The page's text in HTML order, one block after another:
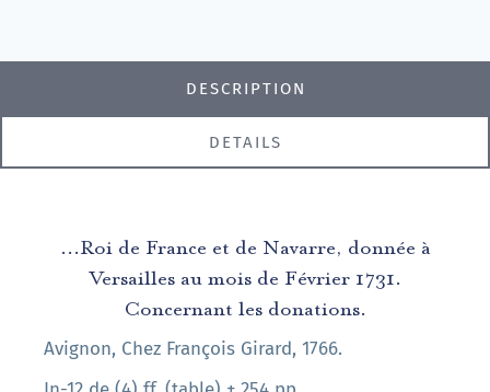
DESCRIPTION
DETAILS
...Roi de France et de Navarre, donnée à
Versailles au mois de Février 1731.
Concernant les donations.
Avignon, Chez François Girard, 1766.